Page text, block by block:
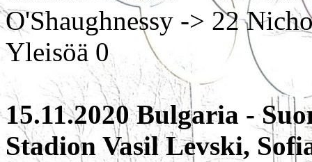
O'Shaughnessy -> 22
Yleisöä 0
15.11.2020 Bulgaria -
Stadion Vasil Levski,